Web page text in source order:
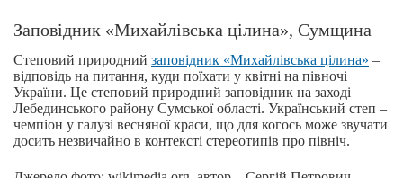
Заповідник «Михайлівська цілина», Сумщина
Степовий природний заповідник «Михайлівська цілина» –
відповідь на питання, куди поїхати у квітні на півночі
України. Це степовий природний заповідник на заході
Лебединського району Сумської області. Український степ –
чемпіон у галузі весняної краси, що для когось може звучати
досить незвичайно в контексті стереотипів про північ.